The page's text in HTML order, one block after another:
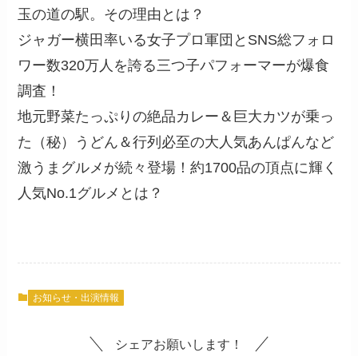
玉の道の駅。その理由とは？
ジャガー横田率いる女子プロ軍団とSNS総フォロ
ワー数320万人を誇る三つ子パフォーマーが爆食
調査！
地元野菜たっぷりの絶品カレー＆巨大カツが乗っ
た（秘）うどん＆行列必至の大人気あんぱんなど
激うまグルメが続々登場！約1700品の頂点に輝く
人気No.1グルメとは？
お知らせ・出演情報
シェアお願いします！